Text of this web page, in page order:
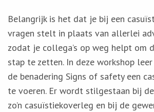
Belangrijk is het dat je bij een
vragen stelt in plaats van allerlei
zodat je collega’s op weg helpt om
stap te zetten. In deze workshop
de benadering Signs of safety een
te voeren. Er wordt stilgestaan bij
zo’n casuïstiekoverleg en bij de